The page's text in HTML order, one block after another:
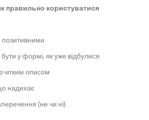
правильно користуватися
у формі, як уже відбулися⠀
чітким описом⠀
надихає⠀
(не чи ні)